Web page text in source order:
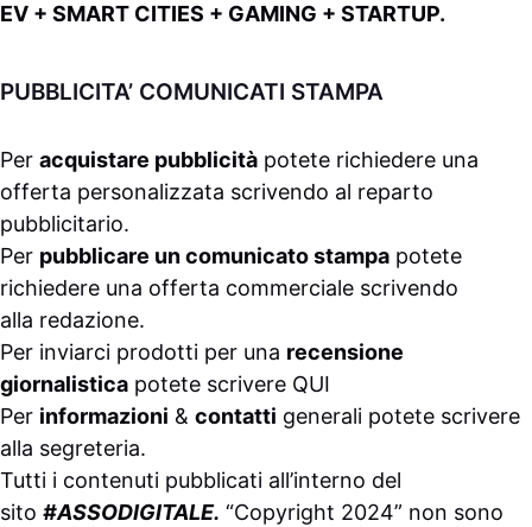
EV + SMART CITIES + GAMING + STARTUP.
PUBBLICITA’ COMUNICATI STAMPA
Per acquistare pubblicità potete richiedere una
offerta personalizzata scrivendo al reparto
pubblicitario.
Per pubblicare un comunicato stampa potete
richiedere una offerta commerciale scrivendo
alla redazione.
Per inviarci prodotti per una recensione
giornalistica potete scrivere QUI
Per informazioni & contatti generali potete scrivere
alla segreteria.
Tutti i contenuti pubblicati all’interno del
sito #ASSODIGITALE. “Copyright 2024” non sono